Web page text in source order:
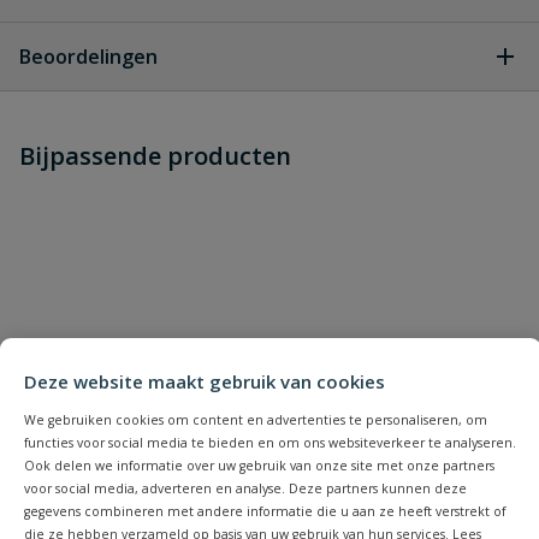
Deze website maakt gebruik van cookies
We gebruiken cookies om content en advertenties te personaliseren, om
functies voor social media te bieden en om ons websiteverkeer te analyseren.
Ook delen we informatie over uw gebruik van onze site met onze partners
voor social media, adverteren en analyse. Deze partners kunnen deze
gegevens combineren met andere informatie die u aan ze heeft verstrekt of
die ze hebben verzameld op basis van uw gebruik van hun services. Lees
dit product?
Beoordelingen
Schrijf zelf een beoordeling
Naam
Bijpassende producten